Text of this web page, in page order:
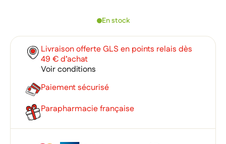
En stock
Livraison offerte GLS en points relais dès
49 € d’achat
Voir conditions
Paiement sécurisé
Parapharmacie française